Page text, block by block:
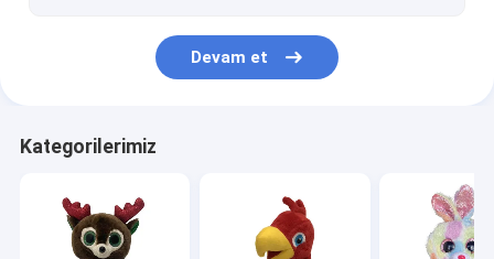
Devam et
Kategorilerimiz